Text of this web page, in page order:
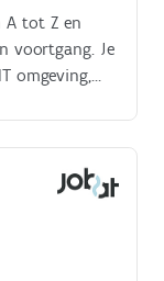
A tot Z en
voortgang. Je
omgeving,